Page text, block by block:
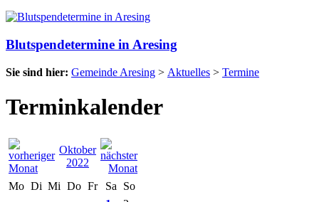
Blutspendetermine in Aresing
Sie sind hier: Gemeinde Aresing > Aktuelles > Termine
Terminkalender
Oktober
2022
Mo Di Mi Do Fr Sa
So